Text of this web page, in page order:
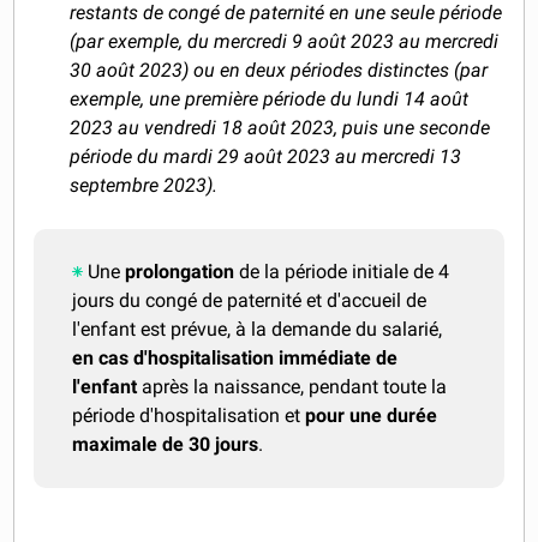
restants de congé de paternité en une seule période
(par exemple, du mercredi 9 août 2023 au mercredi
30 août 2023) ou en deux périodes distinctes (par
exemple, une première période du lundi 14 août
2023 au vendredi 18 août 2023, puis une seconde
période du mardi 29 août 2023 au mercredi 13
septembre 2023).
Uneprolongationde la période initiale de 4
jours du congé de paternité et d'accueil de
l'enfant est prévue, à la demande du salarié,
en cas d'hospitalisation immédiate de
l'enfantaprès la naissance, pendant toute la
période d'hospitalisation etpour une durée
maximale de 30 jours.